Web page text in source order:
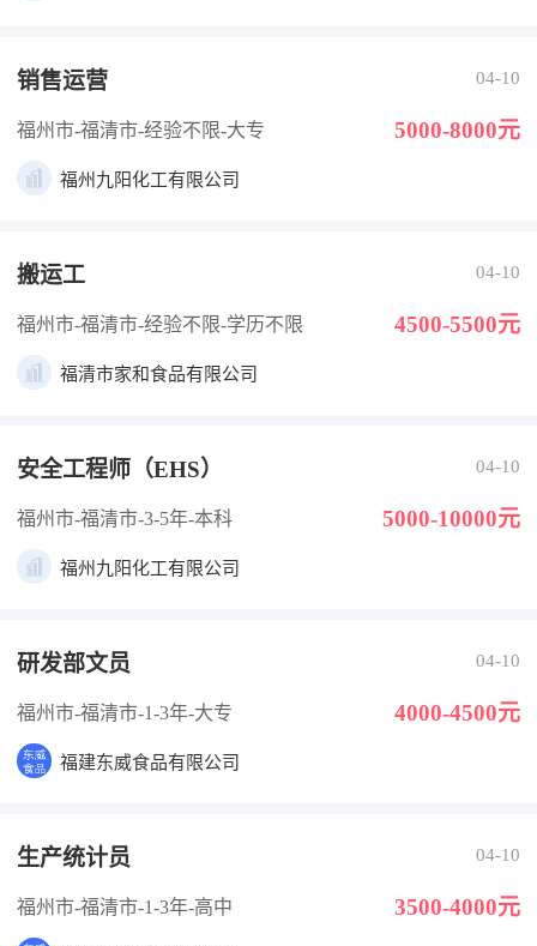
销售运营 04-10
福州市-福清市-经验不限-大专 5000-8000元
福州九阳化工有限公司
搬运工 04-10
福州市-福清市-经验不限-学历不限 4500-5500元
福清市家和食品有限公司
安全工程师（EHS） 04-10
福州市-福清市-3-5年-本科 5000-10000元
福州九阳化工有限公司
研发部文员 04-10
福州市-福清市-1-3年-大专 4000-4500元
福建东威食品有限公司
生产统计员 04-10
福州市-福清市-1-3年-高中 3500-4000元